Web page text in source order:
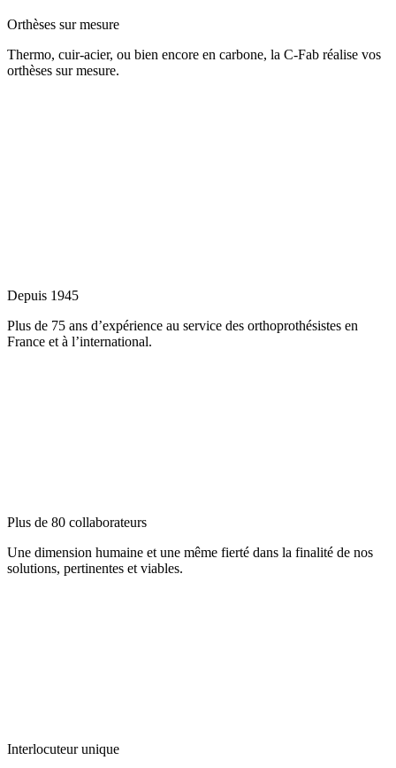
Orthèses sur mesure
Thermo, cuir-acier, ou bien encore en carbone, la C-Fab réalise vos
orthèses sur mesure.
Depuis 1945
Plus de 75 ans d’expérience au service des orthoprothésistes en
France et à l’international.
Plus de 80 collaborateurs
Une dimension humaine et une même fierté dans la finalité de nos
solutions, pertinentes et viables.
Interlocuteur unique